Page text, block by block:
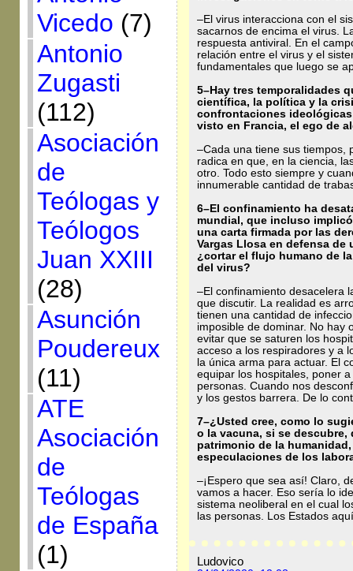
Vicedo (7)
Antonio
Zugasti
(112)
Asociación
de
Teólogas y
Teólogos
Juan XXIII
(28)
Asunción
Poudereux
(11)
ATE
Asociación
de
Teólogas
de España
(1)
–El virus interacciona con el
sacarnos de encima el virus.
respuesta antiviral. En el
relación entre el virus y el
fundamentales que luego se
5–Hay tres temporalidades
científica, la política y la
confrontaciones
visto en Francia, el ego de
–Cada una tiene sus tiempos,
radica en que, en la ciencia,
otro. Todo esto siempre y
innumerable cantidad de
6–El confinamiento ha
mundial, que incluso
una carta firmada por las
Vargas Llosa en defensa
¿cortar el flujo humano de
del virus?
–El confinamiento desacelera
que discutir. La realidad es
tienen una cantidad de
imposible de dominar. No hay
evitar que se saturen los
acceso a los respiradores y a
la única arma para actuar. El
equipar los hospitales, poner
personas. Cuando nos
y los gestos barrera. De lo
7–¿Usted cree, como lo
o la vacuna, si se descubre,
patrimonio de la
especulaciones de los
–¡Espero que sea así! Claro,
vamos a hacer. Eso sería lo
sistema neoliberal en el cual
las personas. Los Estados
Ludovico